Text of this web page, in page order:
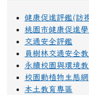
健康促進評鑑(訪
桃園市健康促進
交通安全評鑑
員樹林交通安全
永續校園與環境
校園動植物生態網
本土教育專區